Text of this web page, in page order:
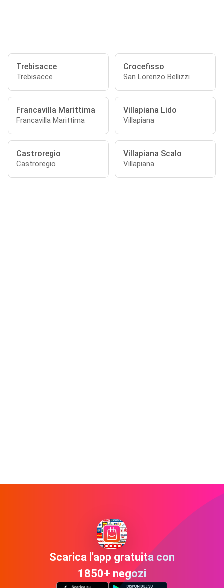
Trebisacce
Trebisacce
Crocefisso
San Lorenzo Bellizzi
Francavilla Marittima
Francavilla Marittima
Villapiana Lido
Villapiana
Castroregio
Castroregio
Villapiana Scalo
Villapiana
Scarica l'app gratuita con
1850+ negozi